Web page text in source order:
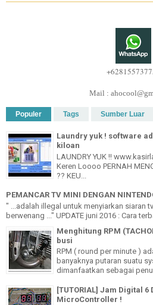
Mail :
Populer Tags Sumber Luar
Laundry yuk ! software
kiloan
LAUNDRY YUK !!
Keren Loooo PERNAH
?? KEU...
PEMANCAR TV MINI DENGAN
" ...adalah illegal untuk menyiarkan siaran
berwenang ..." UPDATE juni 2016 : Cara
Menghitung RPM
busi
RPM ( round per minute )
banyaknya putaran suatu
dimanfaatkan sebagai
[TUTORIAL] Jam Digital 6
MicroController !